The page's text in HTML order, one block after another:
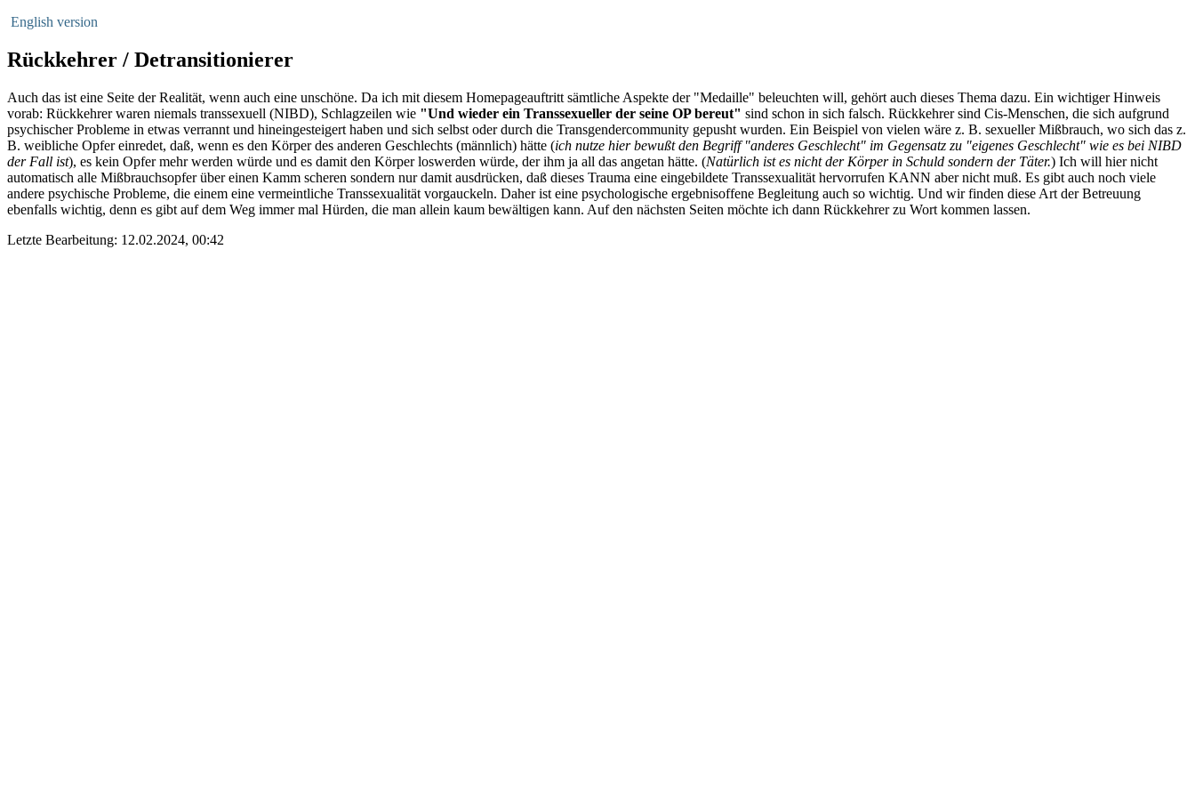
English version
Rückkehrer / Detransitionierer
Auch das ist eine Seite der Realität, wenn auch eine unschöne. Da ich mit diesem Homepageauftritt sämtliche Aspekte der "Medaille" beleuchten will, gehört auch dieses Thema dazu. Ein wichtiger Hinweis
vorab: Rückkehrer waren niemals transsexuell (NIBD), Schlagzeilen wie "Und wieder ein Transsexueller der seine OP bereut" sind schon in sich falsch. Rückkehrer sind Cis-Menschen, die sich aufgrund
psychischer Probleme in etwas verrannt und hineingesteigert haben und sich selbst oder durch die Transgendercommunity gepusht wurden. Ein Beispiel von vielen wäre z. B. sexueller Mißbrauch, wo sich das z.
B. weibliche Opfer einredet, daß, wenn es den Körper des anderen Geschlechts (männlich) hätte (ich nutze hier bewußt den Begriff "anderes Geschlecht" im Gegensatz zu "eigenes Geschlecht" wie es bei NIBD
der Fall ist), es kein Opfer mehr werden würde und es damit den Körper loswerden würde, der ihm ja all das angetan hätte. (Natürlich ist es nicht der Körper in Schuld sondern der Täter.) Ich will hier nicht
automatisch alle Mißbrauchsopfer über einen Kamm scheren sondern nur damit ausdrücken, daß dieses Trauma eine eingebildete Transsexualität hervorrufen KANN aber nicht muß. Es gibt auch noch viele
andere psychische Probleme, die einem eine vermeintliche Transsexualität vorgauckeln. Daher ist eine psychologische ergebnisoffene Begleitung auch so wichtig. Und wir finden diese Art der Betreuung
ebenfalls wichtig, denn es gibt auf dem Weg immer mal Hürden, die man allein kaum bewältigen kann. Auf den nächsten Seiten möchte ich dann Rückkehrer zu Wort kommen lassen.
Letzte Bearbeitung: 12.02.2024, 00:42